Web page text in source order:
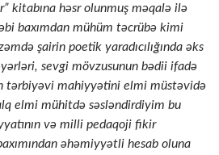
kitabına həsr olunmuş məqalə ilə
baxımdan mühüm təcrübə kimi
şairin poetik yaradıcılığında əks
sevgi mövzusunun bədii ifadə
tərbiyəvi mahiyyətini elmi müstəvidə
elmi mühitdə səsləndirdiyim bu
və milli pedaqoji fikir
əhəmiyyətli hesab oluna